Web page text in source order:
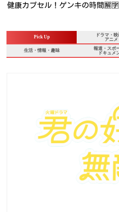
健康カプセル！ゲンキの時間
Pick Up
ドラマ・映
アニメ
生活・情報・趣味
報道・スポ
ドキュメ